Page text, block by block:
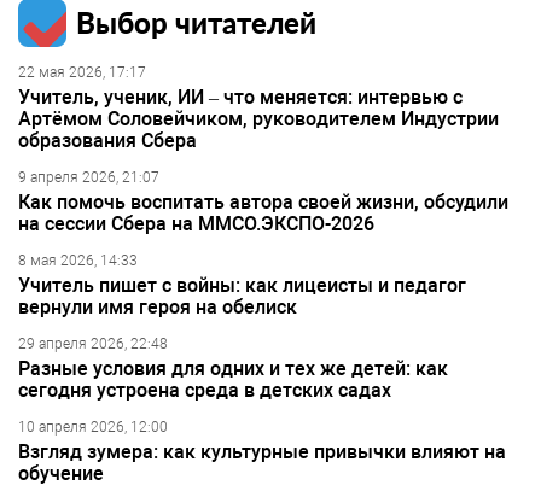
Выбор читателей
22 мая 2026, 17:17
Учитель, ученик, ИИ – что меняется: интервью с
Артёмом Соловейчиком, руководителем Индустрии
образования Сбера
9 апреля 2026, 21:07
Как помочь воспитать автора своей жизни, обсудили
на сессии Сбера на ММСО.ЭКСПО-2026
8 мая 2026, 14:33
Учитель пишет с войны: как лицеисты и педагог
вернули имя героя на обелиск
29 апреля 2026, 22:48
Разные условия для одних и тех же детей: как
сегодня устроена среда в детских садах
10 апреля 2026, 12:00
Взгляд зумера: как культурные привычки влияют на
обучение